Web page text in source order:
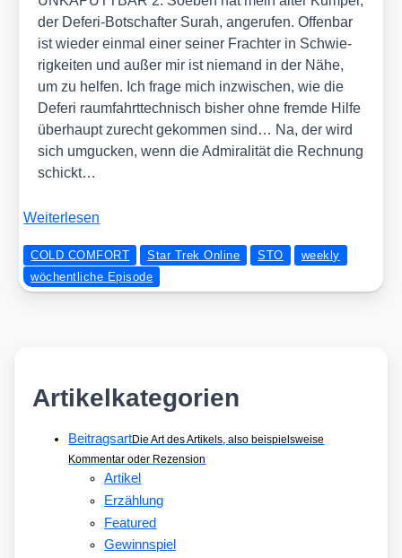
der Defe­ri-Bot­schaf­ter Surah, ange­ru­fen. Offen­bar
ist wie­der ein­mal einer sei­ner Frach­ter in Schwie­
rig­kei­ten und außer mir ist nie­mand in der Nähe,
um zu hel­fen. Ich fra­ge mich inzwi­schen, wie die
Defe­ri raum­fahrt­tech­nisch bis­her ohne frem­de Hil­fe
über­haupt zurecht gekom­men sind… Na, der wird
sich umgu­cken, wenn die Admi­ra­li­tät die Rech­nung
schickt…
Wei­ter­le­sen
COLD COMFORT Star Trek Online STO
weekly
wöchentliche Episode
Artikelkategorien
BeitragsartDie Art des Artikels, also beispielsweise
Kommentar oder Rezension
Artikel
Erzählung
Featured
Gewinnspiel